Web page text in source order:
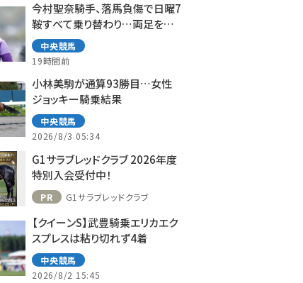
今村聖奈騎手、落馬負傷で日曜7
鞍すべて乗り替わり…両足を負
傷中央競馬
19時間前
小林美駒が通算93勝目…女性
ジョッキー騎乗結果
中央競馬
2026/8/3 05:34
G1サラブレッドクラブ 2026年度
特別入会受付中！
PR G1サラブレッドクラブ
【クイーンS】武豊騎乗エリカエク
スプレスは粘り切れず4着
中央競馬
2026/8/2 15:45